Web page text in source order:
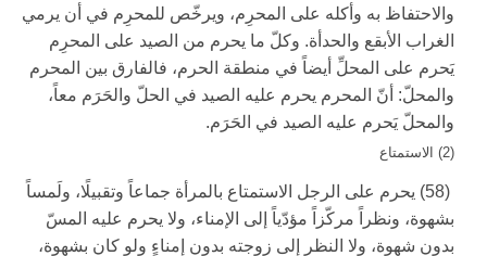
والاحتفاظ به وأكله على المحرِم، ويرخّص للمحرِم في أن يرمي
الغراب الأبقع والحدأة. وكلّ ما يحرم من الصيد على المحرِم
يَحرم على المحلِّ أيضاً في منطقة الحرم، فالفارق بين المحرم
والمحلّ: أنّ المحرم يحرم عليه الصيد في الحلّ والحَرَم معاً،
والمحلّ يَحرم عليه الصيد في الحَرَم.
(2) الاستمتاع‏
(58) يحرم على الرجل الاستمتاع بالمرأة جماعاً وتقبيلًا، ولَمساً
بشهوة، ونظراً مركّزاً مؤدّياً إلى الإمناء، ولا يحرم عليه المسّ
بدون شهوة، ولا النظر إلى زوجته بدون إمناءٍ ولو كان بشهوة،